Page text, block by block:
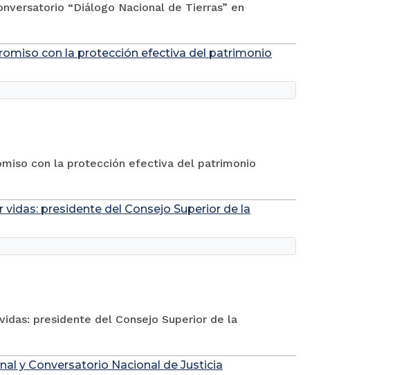
“Diálogo Nacional de Tierras” en
con la protección efectiva del patrimonio
con la protección efectiva del patrimonio
presidente del Consejo Superior de la
presidente del Consejo Superior de la
y Conversatorio Nacional de Justicia